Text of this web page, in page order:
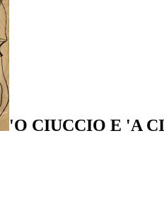
'O CIUCCIO E 'A